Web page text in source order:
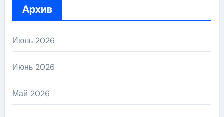
Архив
Июль 2026
Июнь 2026
Май 2026